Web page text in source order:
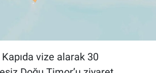
vize alarak 30